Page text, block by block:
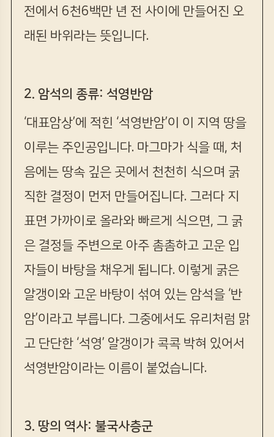
전에서 6천6백만 년 전 사이에 만들어진 오
래된 바위라는 뜻입니다.
2. 암석의 종류: 석영반암
‘대표암상’에 적힌 ‘석영반암’이 이 지역 땅을
이루는 주인공입니다. 마그마가 식을 때, 처
음에는 땅속 깊은 곳에서 천천히 식으며 굵
직한 결정이 먼저 만들어집니다. 그러다 지
표면 가까이로 올라와 빠르게 식으면, 그 굵
은 결정들 주변으로 아주 촘촘하고 고운 입
자들이 바탕을 채우게 됩니다. 이렇게 굵은
알갱이와 고운 바탕이 섞여 있는 암석을 ‘반
암’이라고 부릅니다. 그중에서도 유리처럼 맑
고 단단한 ‘석영’ 알갱이가 콕콕 박혀 있어서
석영반암이라는 이름이 붙었습니다.
3. 땅의 역사: 불국사층군